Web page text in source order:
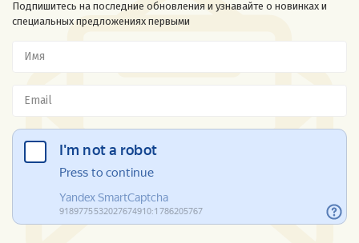
Подпишитесь на последние обновления и узнавайте о новинках и
специальных предложениях первыми